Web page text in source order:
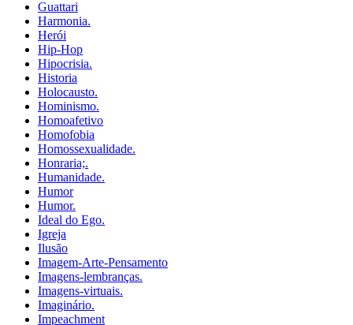
Guattari
Harmonia.
Herói
Hip-Hop
Hipocrisia.
Historia
Holocausto.
Hominismo.
Homoafetivo
Homofobia
Homossexualidade.
Honraria;.
Humanidade.
Humor
Humor.
Ideal do Ego.
Igreja
Ilusão
Imagem-Arte-Pensamento
Imagens-lembranças.
Imagens-virtuais.
Imaginário.
Impeachment